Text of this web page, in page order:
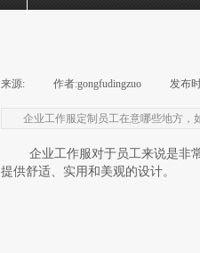
来源: 作者:gongfudingzuo 发布
企业工作服定制员工在意哪些地方，
企业工作服对于员工来说是非常
提供舒适、实用和美观的设计。